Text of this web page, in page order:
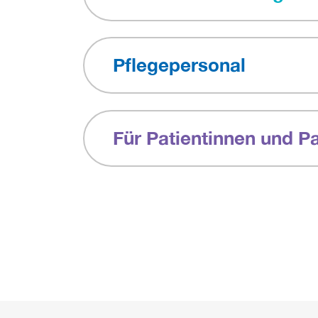
Pflegepersonal
Für Patientinnen und